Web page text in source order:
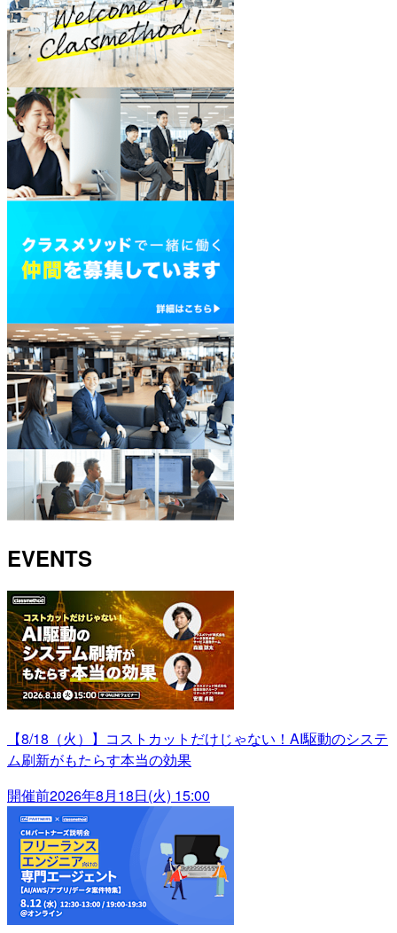
EVENTS
【8/18（火）】コストカットだけじゃない！AI駆動のシステ
ム刷新がもたらす本当の効果
開催前2026年8月18日(火) 15:00